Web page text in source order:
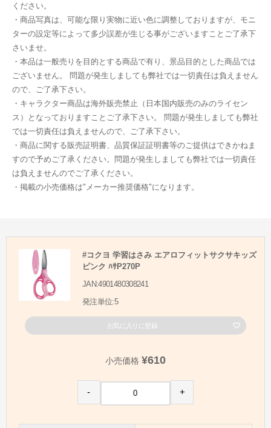
ください。
・商品写真は、可能な限り実物に近い色に調整しておりますが、モニ
ターの設定等によって多少誤差が生じる事がございますことご了承下
さいませ。
・本品は一般売りを目的とする商品で有り、景品目的とした商品では
ございません。 問題が発生しましても弊社では一切責任は負えません
ので、ご了承下さい。
・キャラクター商品は海外販売禁止（日本国内販売のみのライセン
ス）となっておりますことご了承下さい。 問題が発生しましても弊社
では一切責任は負えませんので、ご了承下さい。
・商品に関する販売証明書、品質保証証明書等のご提供はできかねま
すので予めご了承ください。問題が発生しましても弊社では一切責任
は負えませんのでご了承ください。
・掲載の小売価格は"メーカー推奨価格"になります。
#コクヨ 学習はさみ エアロフィットサクサキッズ
ピンク ﾊｻP270P
JAN:4901480308241
発注単位:5
お気に入りに登録
小売価格 ¥610
- +